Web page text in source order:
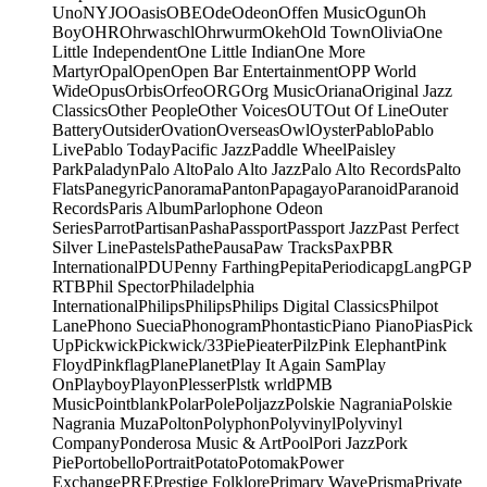
UnoNYJOOasisOBEOdeOdeonOffen MusicOgunOh
BoyOHROhrwaschlOhrwurmOkehOld TownOliviaOne
Little IndependentOne Little IndianOne More
MartyrOpalOpenOpen Bar EntertainmentOPP World
WideOpusOrbisOrfeoORGOrg MusicOrianaOriginal Jazz
ClassicsOther PeopleOther VoicesOUTOut Of LineOuter
BatteryOutsiderOvationOverseasOwlOysterPabloPablo
LivePablo TodayPacific JazzPaddle WheelPaisley
ParkPaladynPalo AltoPalo Alto JazzPalo Alto RecordsPalto
FlatsPanegyricPanoramaPantonPapagayoParanoidParanoid
RecordsParis AlbumParlophone Odeon
SeriesParrotPartisanPashaPassportPassport JazzPast Perfect
Silver LinePastelsPathePausaPaw TracksPaxPBR
InternationalPDUPenny FarthingPepitaPeriodicapgLangPGP
RTBPhil SpectorPhiladelphia
InternationalPhilipsPhilipsPhilips Digital ClassicsPhilpot
LanePhono SueciaPhonogramPhontasticPiano PianoPiasPick
UpPickwickPickwick/33PiePieaterPilzPink ElephantPink
FloydPinkflagPlanePlanetPlay It Again SamPlay
OnPlayboyPlayonPlesserPlstk wrldPMB
MusicPointblankPolarPolePoljazzPolskie NagraniaPolskie
Nagrania MuzaPoltonPolyphonPolyvinylPolyvinyl
CompanyPonderosa Music & ArtPoolPori JazzPork
PiePortobelloPortraitPotatoPotomakPower
ExchangePREPrestige FolklorePrimary WavePrismaPrivate